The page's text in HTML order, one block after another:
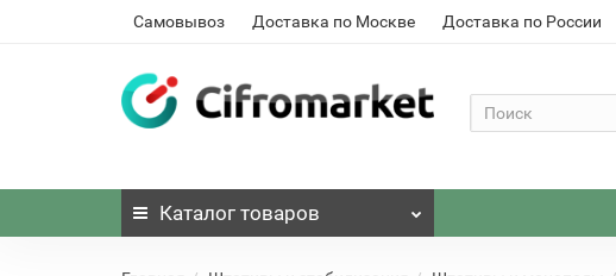
Самовывоз Доставка по Москве Доставка по России
Каталог товаров